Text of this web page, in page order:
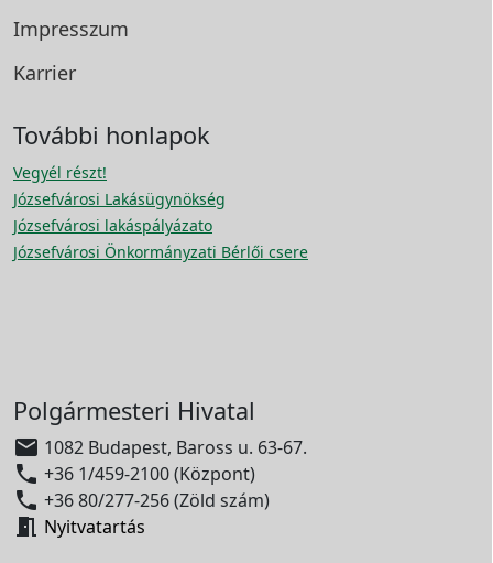
Impresszum
Karrier
További honlapok
Vegyél részt!
Józsefvárosi Lakásügynökség
Józsefvárosi lakáspályázato
Józsefvárosi Önkormányzati Bérlői csere
Polgármesteri Hivatal
 1082 Budapest, Baross u. 63-67.
 +36 1/459-2100 (Központ)
 +36 80/277-256 (Zöld szám)
 Nyitvatartás